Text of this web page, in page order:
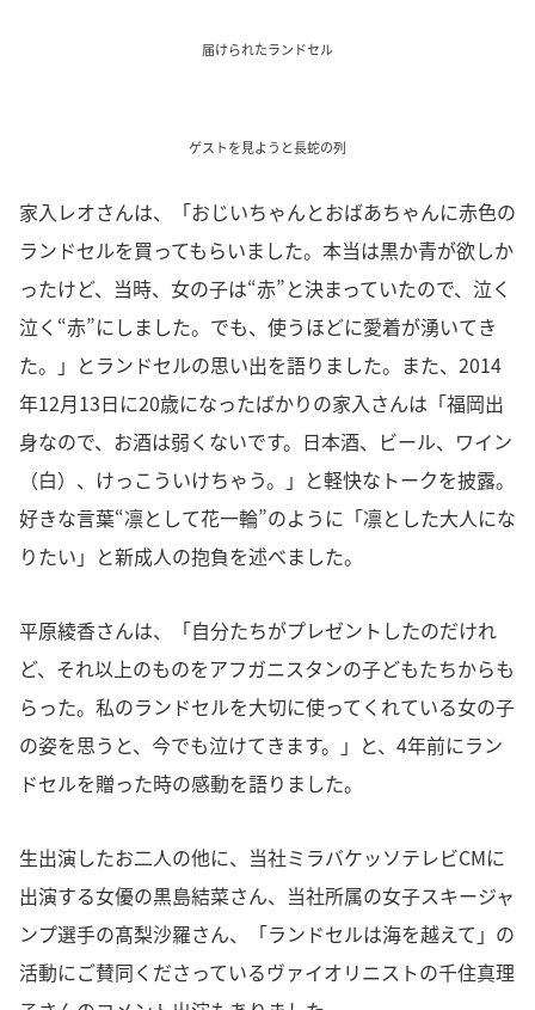
届けられたランドセル
ゲストを見ようと長蛇の列
家入レオさんは、「おじいちゃんとおばあちゃんに赤色の
ランドセルを買ってもらいました。本当は黒か青が欲しか
ったけど、当時、女の子は“赤”と決まっていたので、泣く
泣く“赤”にしました。でも、使うほどに愛着が湧いてき
た。」とランドセルの思い出を語りました。また、2014
年12月13日に20歳になったばかりの家入さんは「福岡出
身なので、お酒は弱くないです。日本酒、ビール、ワイン
（白）、けっこういけちゃう。」と軽快なトークを披露。
好きな言葉“凛として花一輪”のように「凛とした大人にな
りたい」と新成人の抱負を述べました。
平原綾香さんは、「自分たちがプレゼントしたのだけれ
ど、それ以上のものをアフガニスタンの子どもたちからも
らった。私のランドセルを大切に使ってくれている女の子
の姿を思うと、今でも泣けてきます。」と、4年前にラン
ドセルを贈った時の感動を語りました。
生出演したお二人の他に、当社ミラバケッソテレビCMに
出演する女優の黒島結菜さん、当社所属の女子スキージャ
ンプ選手の髙梨沙羅さん、「ランドセルは海を越えて」の
活動にご賛同くださっているヴァイオリニストの千住真理